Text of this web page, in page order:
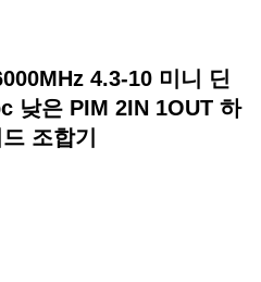
4.3-10 미니 딘
낮은 PIM 2IN 1OUT 하
조합기